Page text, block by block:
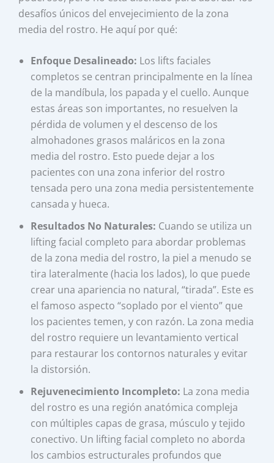
desafíos únicos del envejecimiento de la zona
media del rostro. He aquí por qué:
Enfoque Desalineado: Los lifts faciales
completos se centran principalmente en la línea
de la mandíbula, los papada y el cuello. Aunque
estas áreas son importantes, no resuelven la
pérdida de volumen y el descenso de los
almohadones grasos maláricos en la zona
media del rostro. Esto puede dejar a los
pacientes con una zona inferior del rostro
tensada pero una zona media persistentemente
cansada y hueca.
Resultados No Naturales: Cuando se utiliza un
lifting facial completo para abordar problemas
de la zona media del rostro, la piel a menudo se
tira lateralmente (hacia los lados), lo que puede
crear una apariencia no natural, “tirada”. Este es
el famoso aspecto “soplado por el viento” que
los pacientes temen, y con razón. La zona media
del rostro requiere un levantamiento vertical
para restaurar los contornos naturales y evitar
la distorsión.
Rejuvenecimiento Incompleto: La zona media
del rostro es una región anatómica compleja
con múltiples capas de grasa, músculo y tejido
conectivo. Un lifting facial completo no aborda
los cambios estructurales profundos que